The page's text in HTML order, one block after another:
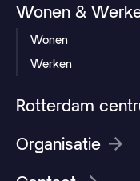
Wonen &
Wonen
Werken
Rotterdam
Organisatie